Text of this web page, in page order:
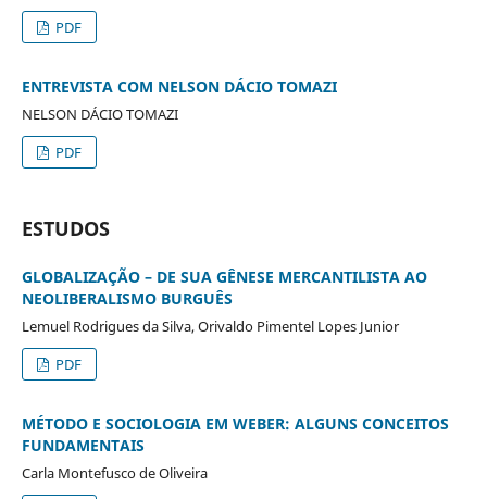
PDF
ENTREVISTA COM NELSON DÁCIO TOMAZI
NELSON DÁCIO TOMAZI
PDF
ESTUDOS
GLOBALIZAÇÃO – DE SUA GÊNESE MERCANTILISTA AO
NEOLIBERALISMO BURGUÊS
Lemuel Rodrigues da Silva, Orivaldo Pimentel Lopes Junior
PDF
MÉTODO E SOCIOLOGIA EM WEBER: ALGUNS CONCEITOS
FUNDAMENTAIS
Carla Montefusco de Oliveira